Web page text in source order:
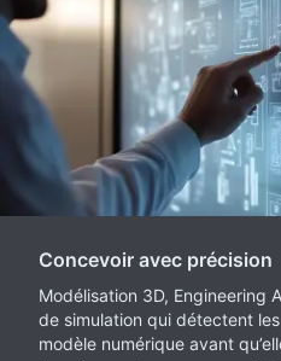
Concevoir avec précision
Modélisation 3D, Engineering
de simulation qui détectent
modèle numérique avant